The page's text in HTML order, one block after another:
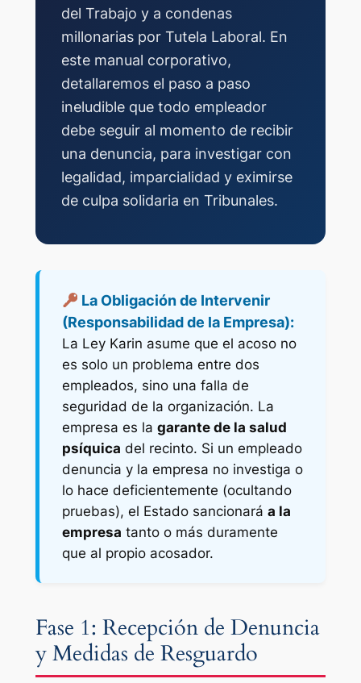
del Trabajo y a condenas
millonarias por Tutela Laboral. En
este manual corporativo,
detallaremos el paso a paso
ineludible que todo empleador
debe seguir al momento de recibir
una denuncia, para investigar con
legalidad, imparcialidad y eximirse
de culpa solidaria en Tribunales.
La Obligación de Intervenir
(Responsabilidad de la Empresa):
La Ley Karin asume que el acoso no
es solo un problema entre dos
empleados, sino una falla de
seguridad de la organización. La
empresa es la garante de la salud
psíquica del recinto. Si un empleado
denuncia y la empresa no investiga o
lo hace deficientemente (ocultando
pruebas), el Estado sancionará a la
empresa tanto o más duramente
que al propio acosador.
Fase 1: Recepción de Denuncia
y Medidas de Resguardo